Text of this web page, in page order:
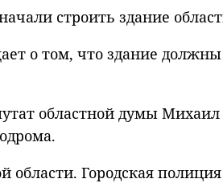
строить здание
о том, что здание должны
областной думы
области. Городская